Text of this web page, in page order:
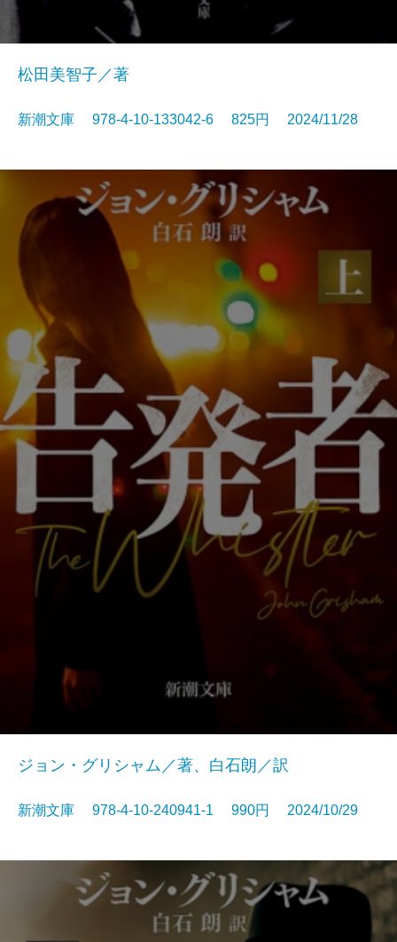
松田美智子／著
新潮文庫 978-4-10-133042-6 825円 2024/11/28
ジョン・グリシャム／著、白石朗／訳
新潮文庫 978-4-10-240941-1 990円 2024/10/29